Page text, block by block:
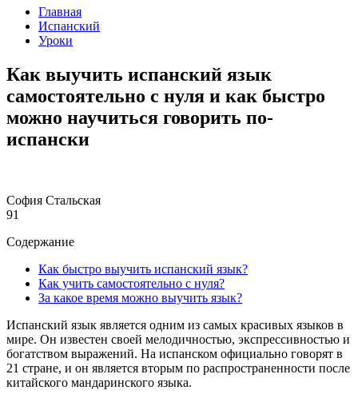
Главная
Испанский
Уроки
Как выучить испанский язык
самостоятельно с нуля и как быстро
можно научиться говорить по-
испански
София Стальская
91
Содержание
Как быстро выучить испанский язык?
Как учить самостоятельно с нуля?
За какое время можно выучить язык?
Испанский язык является одним из самых красивых языков в
мире. Он известен своей мелодичностью, экспрессивностью и
богатством выражений. На испанском официально говорят в
21 стране, и он является вторым по распространенности после
китайского мандаринского языка.